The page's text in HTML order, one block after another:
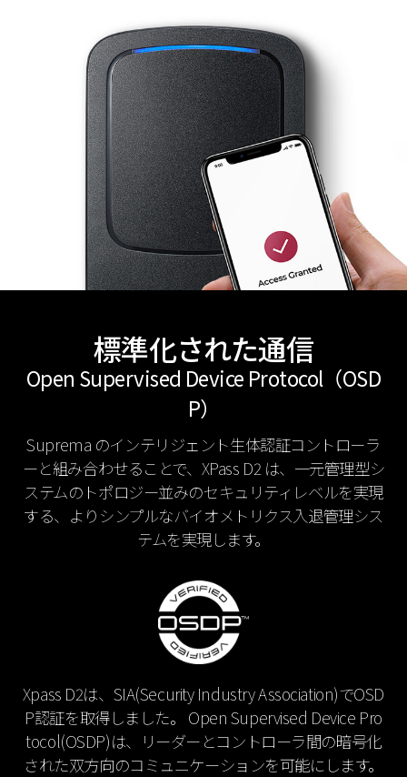
標準化された通信
Open Supervised Device Protocol（OSD
P）
Suprema のインテリジェント生体認証コントローラ
ーと組み合わせることで、XPass D2 は、一元管理型シ
ステムのトポロジー並みのセキュリティレベルを実現
する、よりシンプルなバイオメトリクス入退管理シス
テムを実現します。
Xpass D2は、SIA(Security Industry Association)でOSD
P認証を取得しました。 Open Supervised Device Pro
tocol(OSDP)は、リーダーとコントローラ間の暗号化
された双方向のコミュニケーションを可能にします。